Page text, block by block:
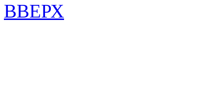
ВВЕРХ